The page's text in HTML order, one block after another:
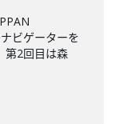
ビゲーターを
第2回目は森